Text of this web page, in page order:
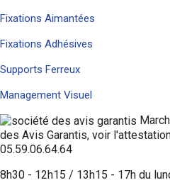
Fixations Aimantées
Fixations Adhésives
Supports Ferreux
Management Visuel
des Avis Garantis, voir
05.59.06.64.64
8h30 - 12h15 / 13h15 - 17h du